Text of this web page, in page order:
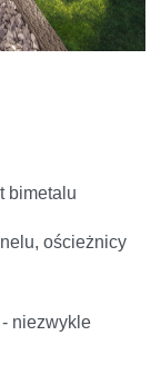
bimetalu
ościeżnicy
niezwykle